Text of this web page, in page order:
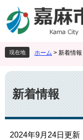
ジ
先
頭
す
。
ュ
を
飛
し
て
本
文
へ
現在地 ホーム > 新着情報
本
文
新着情報
2024年9月24日更新